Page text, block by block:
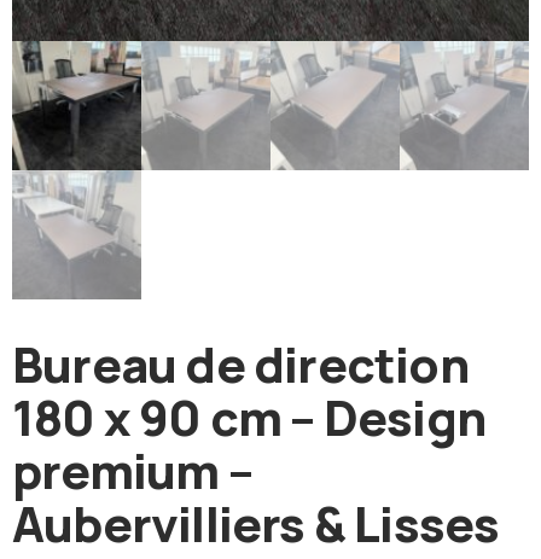
Bureau de direction
180 x 90 cm – Design
premium –
Aubervilliers & Lisses